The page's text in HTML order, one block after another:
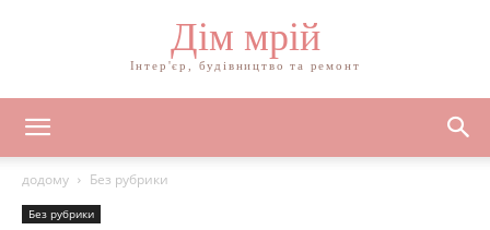
Дім мрій
Інтер'єр, будівництво та ремонт
додому Без рубрики
Без рубрики